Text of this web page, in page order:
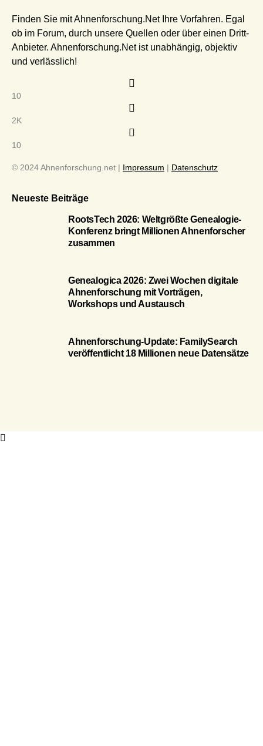
Finden Sie mit Ahnenforschung.Net Ihre Vorfahren. Egal
ob im Forum, durch unsere Quellen oder über einen Dritt-
Anbieter. Ahnenforschung.Net ist unabhängig, objektiv
und verlässlich!
10
2K
10
© 2024 Ahnenforschung.net | Impressum | Datenschutz
Neueste Beiträge
RootsTech 2026: Weltgrößte Genealogie-
Konferenz bringt Millionen Ahnenforscher
zusammen
Genealogica 2026: Zwei Wochen digitale
Ahnenforschung mit Vorträgen,
Workshops und Austausch
Ahnenforschung-Update: FamilySearch
veröffentlicht 18 Millionen neue Datensätze